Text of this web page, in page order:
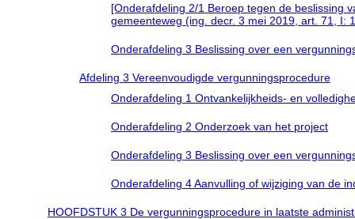
[Onderafdeling 2/1 Beroep tegen de beslissing
gemeenteweg (ing. decr. 3 mei 2019, art. 71, I:
Onderafdeling 3 Beslissing over een
Afdeling 3 Vereenvoudigde vergunningsprocedure
Onderafdeling 1 Ontvankelijkheids- en
Onderafdeling 2 Onderzoek van het project
Onderafdeling 3 Beslissing over een
Onderafdeling 4 Aanvulling of wijziging van de
HOOFDSTUK 3 De vergunningsprocedure in laatste